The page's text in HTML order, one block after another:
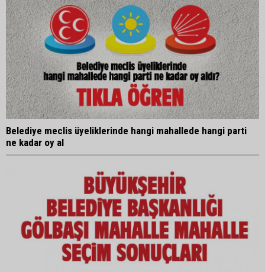
Belediye meclis üyeliklerinde hangi mahallede hangi parti
ne kadar oy al